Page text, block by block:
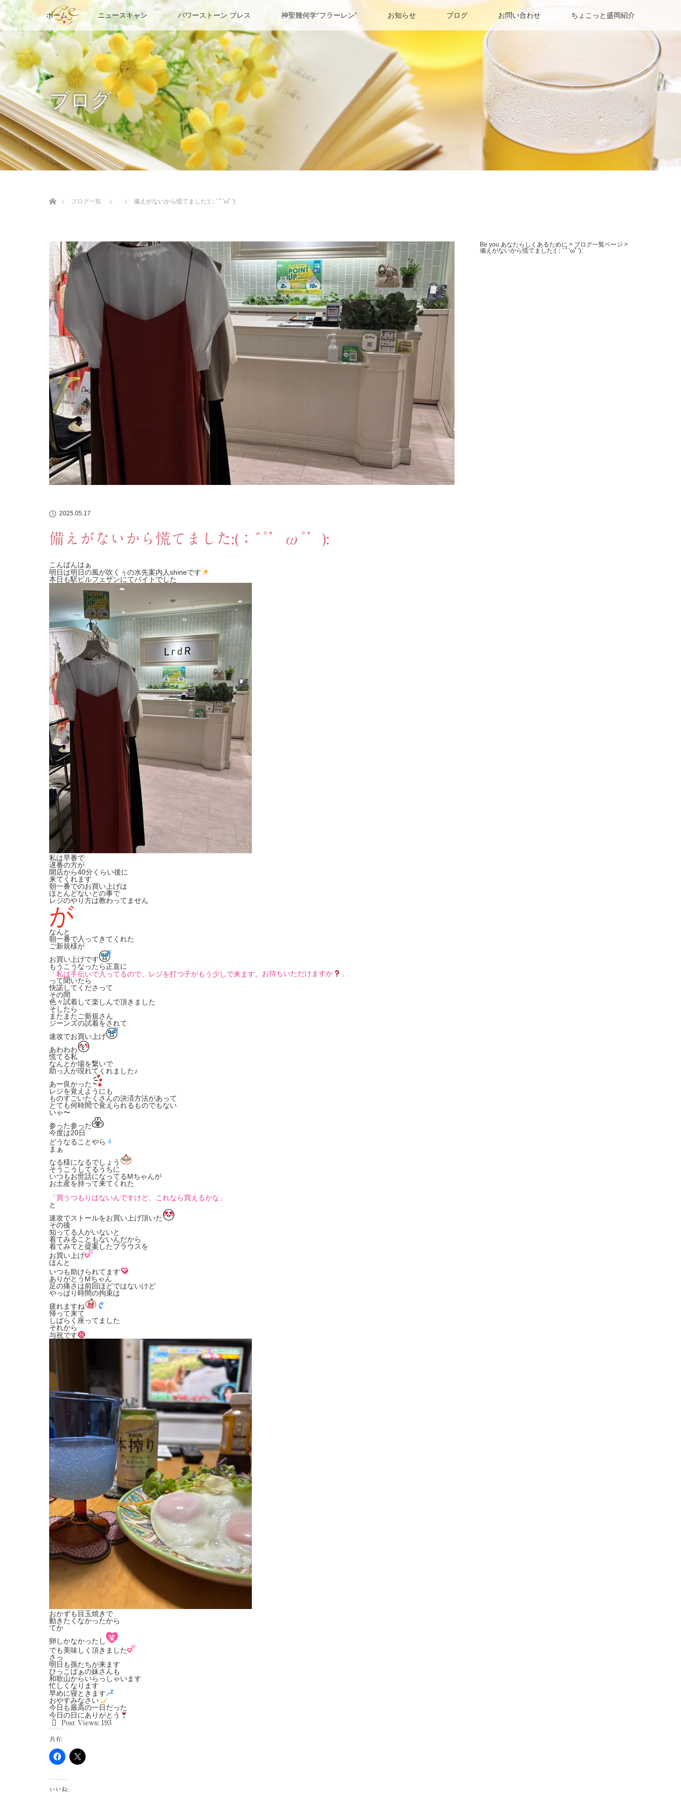
ホーム ニュースキャン パワーストーン ブレス 神聖幾何学“フラーレン” お知らせ ブログ お問い合わせ ちょこっと盛岡紹介
ブログ
ブログ一覧
備えがないから慌てました:(；ﾞﾟ’ωﾟ’):
2025.05.17
備えがないから慌てました:(；ﾞﾟ’ωﾟ’):
こんばんはぁ
明日は明日の風が吹くぅの水先案内人shineです
本日も駅ビルフェザンにてバイトでした
私は早番で
遅番の方が
開店から40分くらい後に
来てくれます
朝一番でのお買い上げは
ほとんどないとの事で
レジのやり方は教わってません
が
なんと
朝一番で入ってきてくれた
ご新規様が
お買い上げです
もうこうなったら正直に
「私は手伝いで入ってるので、
レジを打つ子がもう少しで来ます。 お待ちいただけますか
」
って聞いたら
快諾してくださって
その間
色々試着して楽しんで頂きました
そしたら
またまたご新規さん
ジーンズの試着をされて
速攻でお買い上げ
あわわわ
慌てる私
なんとか場を繋いで
助っ人が現れてくれました♪
あー良かった
レジを覚えようにも
ものすごいたくさんの決済方法があって
とても何時間で覚えられるものでもない
いゃ〜
参った参った
今度は20日
どうなることやら
まぁ
なる様になるでしょう
そうこうしてるうちに
いつもお世話になってるMちゃんが
お土産を持って来てくれた
「買うつもりはないんですけど、これなら買えるかな」
と
速攻でストールをお買い上げ頂いた
その後
知ってる人がいないと
着てみることもないんだから
着てみてと提案したブラウスを
お買い上げ
ほんと
いつも助けられてます
ありがとうMちゃん
足の痛さは前回ほどではないけど
やっぱり時間の拘束は
疲れますね
帰って来て
しばらく座ってました
それから
与祝です
おかずも目玉焼きで
動きたくなかったから
てか
卵しかなかったし
でも美味しく頂きました
さっ
明日も孫たちが来ます
ひっこばぁの妹さんも
和歌山からいらっしゃいます
忙しくなります
早めに寝ときます
おやすみなさい
今日も最高の一日だった
今日の日にありがとう
Post Views: 193
共有:
いいね:
Be you あなたらしくあるために > ブログ一覧ページ >
備えがないから慌てました:(；ﾞﾟ’ωﾟ’):